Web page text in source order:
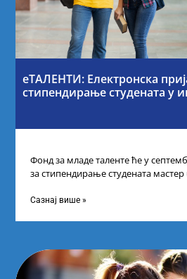
еТАЛЕНТИ: Електронска
стипендирање студената у
Фонд за младе таленте ће у
за стипендирање студената
Сазнај више »